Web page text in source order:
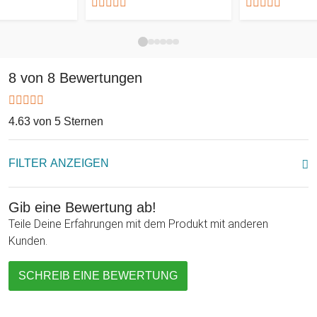
erschließen. Neben dem internationalen Sortenpaket erhältst
Verschenke seltenen Genuss mit der Kaffee Weltreise.
Besonders zum Geburtstag oder zu Weihnachten eine
belebende Idee!
8 von 8 Bewertungen
4.63 von 5 Sternen
FILTER ANZEIGEN
Gib eine Bewertung ab!
Teile Deine Erfahrungen mit dem Produkt mit anderen
Kunden.
SCHREIB EINE BEWERTUNG